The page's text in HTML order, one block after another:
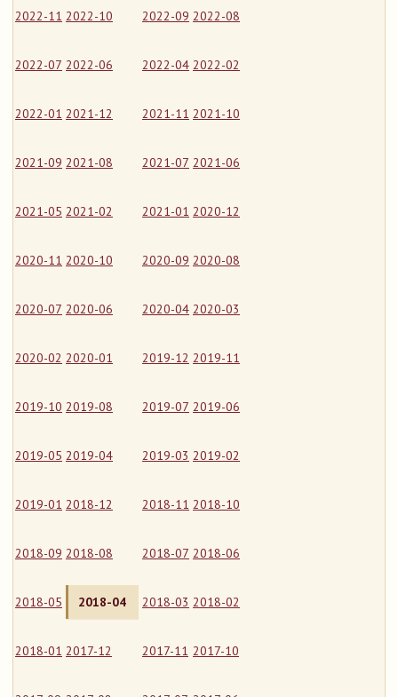
2022-11 2022-10 2022-09 2022-08
2022-07 2022-06 2022-04 2022-02
2022-01 2021-12 2021-11 2021-10
2021-09 2021-08 2021-07 2021-06
2021-05 2021-02 2021-01 2020-12
2020-11 2020-10 2020-09 2020-08
2020-07 2020-06 2020-04 2020-03
2020-02 2020-01 2019-12 2019-11
2019-10 2019-08 2019-07 2019-06
2019-05 2019-04 2019-03 2019-02
2019-01 2018-12 2018-11 2018-10
2018-09 2018-08 2018-07 2018-06
2018-05 2018-04 2018-03 2018-02
2018-01 2017-12 2017-11 2017-10